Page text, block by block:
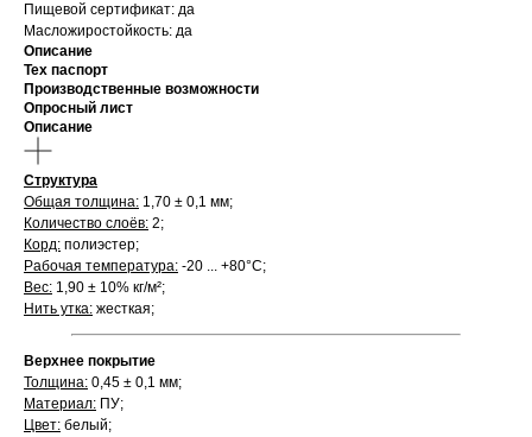
Пищевой сертификат: да
Масложиростойкость: да
Описание
Тех паспорт
Производственные возможности
Опросный лист
Описание
Структура
Общая толщина: 1,70 ± 0,1 мм;
Количество слоёв: 2;
Корд: полиэстер;
Рабочая температура: -20 ... +80°С;
Вес: 1,90 ± 10% кг/м²;
Нить утка: жесткая;
Верхнее покрытие
Толщина: 0,45 ± 0,1 мм;
Материал: ПУ;
Цвет: белый;